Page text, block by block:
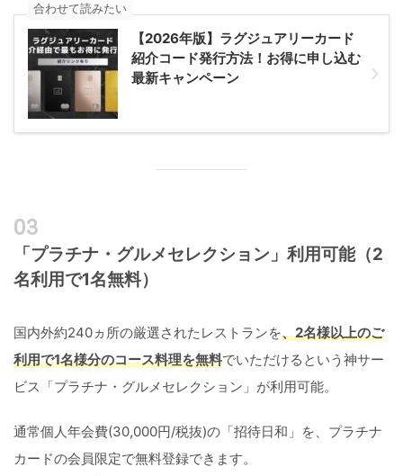
【2026年版】ラグジュアリーカード
紹介コード発行方法！お得に申し込む
最新キャンペーン
合わせて読みたい
「プラチナ・グルメセレクション」利用可能（2
名利用で1名無料）
国内外約240ヵ所の厳選されたレストランを、2名様以上のご
利用で1名様分のコース料理を無料でいただけるという神サー
ビス「プラチナ・グルメセレクション」が利用可能。
通常個人年会費(30,000円/税抜)の「招待日和」を、プラチナ
カードの会員限定で無料登録できます。